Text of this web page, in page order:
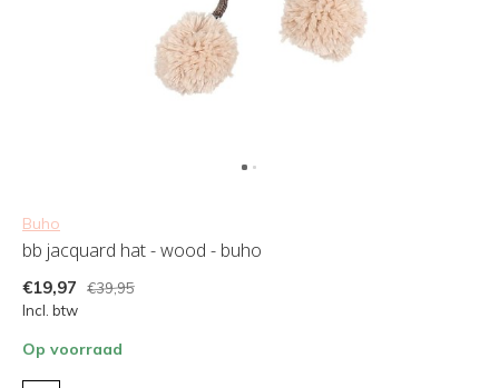
Buho
bb jacquard hat - wood - buho
€19,97
€39,95
Incl. btw
Op voorraad